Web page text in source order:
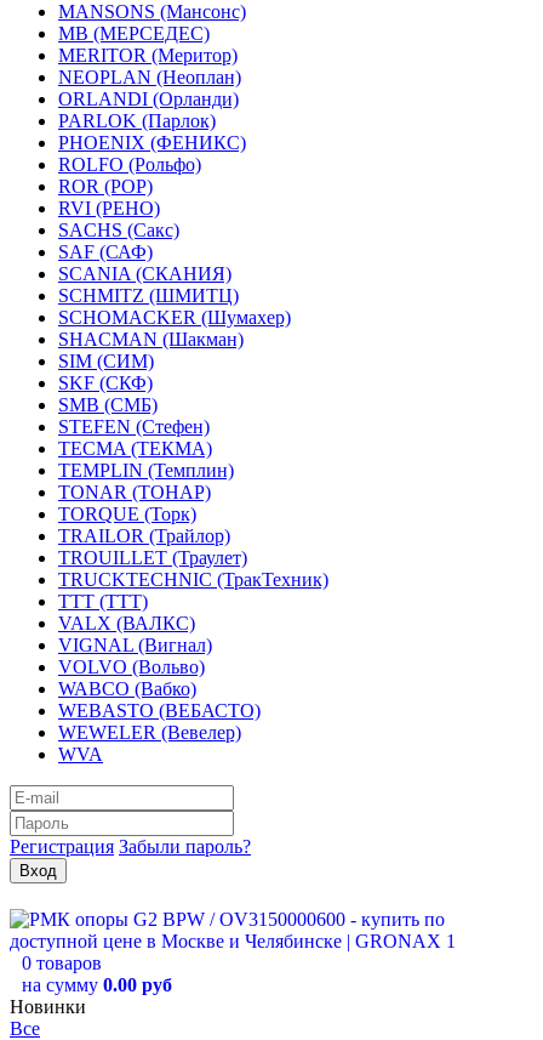
MANSONS (Мансонс)
MB (МЕРСЕДЕС)
MERITOR (Меритор)
NEOPLAN (Неоплан)
ORLANDI (Орланди)
PARLOK (Парлок)
PHOENIX (ФЕНИКС)
ROLFO (Рольфо)
ROR (РОР)
RVI (РЕНО)
SACHS (Сакс)
SAF (САФ)
SCANIA (СКАНИЯ)
SCHMITZ (ШМИТЦ)
SCHOMACKER (Шумахер)
SHACMAN (Шакман)
SIM (СИМ)
SKF (СКФ)
SMB (СМБ)
STEFEN (Стефен)
TECMA (ТЕКМА)
TEMPLIN (Темплин)
TONAR (ТОНАР)
TORQUE (Торк)
TRAILOR (Трайлор)
TROUILLET (Траулет)
TRUCKTECHNIC (ТракТехник)
TTT (ТТТ)
VALX (ВАЛКС)
VIGNAL (Вигнал)
VOLVO (Вольво)
WABCO (Вабко)
WEBASTO (ВЕБАСТО)
WEWELER (Вевелер)
WVA
Регистрация Забыли пароль?
0 товаров
на сумму 0.00 руб
Новинки
Все